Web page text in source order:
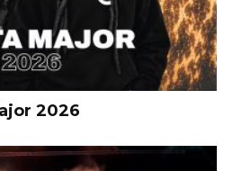
2026